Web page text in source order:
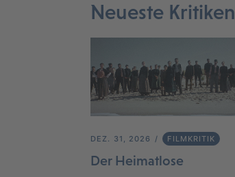
Neueste Kritiken
DEZ. 31, 2026 FILMKRITIK
Der Heimatlose